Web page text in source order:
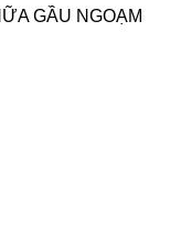
GẦU NGOẠM